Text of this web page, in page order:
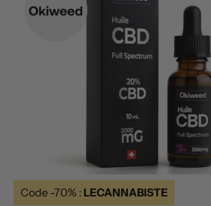
Code -70% : LECANNABISTE